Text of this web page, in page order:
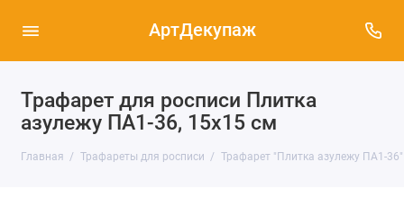
АртДекупаж
Трафарет для росписи Плитка
азулежу ПА1-36, 15х15 см
Главная Трафареты для росписи Трафарет "Плитка азулежу ПА1-